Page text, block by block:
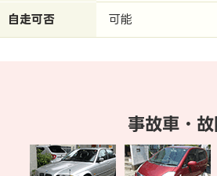
自走可否 可能
事故車・